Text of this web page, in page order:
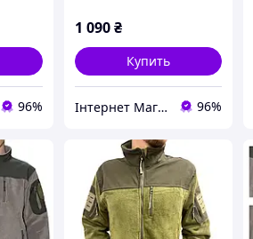
96%
1 090₴
Купить
Інтернет Магазин "Tano" 96%